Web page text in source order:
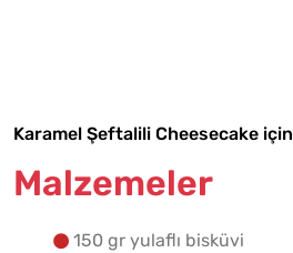
Karamel Şeftalili Cheesecake için
Malzemeler
150 gr yulaflı bisküvi